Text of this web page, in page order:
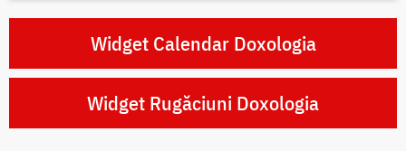
Widget Calendar Doxologia
Widget Rugăciuni Doxologia